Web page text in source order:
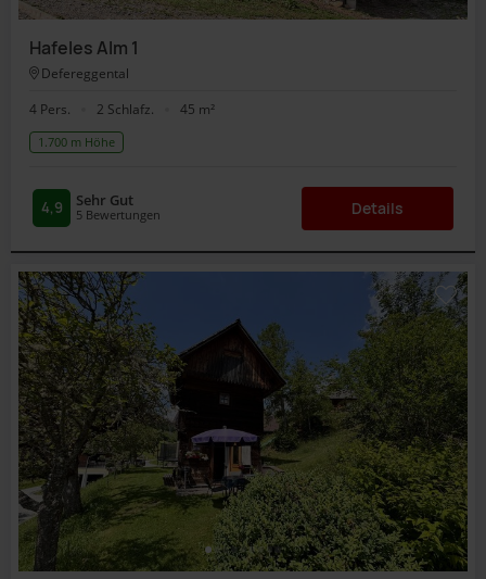
Hafeles Alm 1
Defereggental
4 Pers.
2 Schlafz. 45 m²
1.700 m Höhe
5 Bewertungen
4,9 Sehr Gut Details